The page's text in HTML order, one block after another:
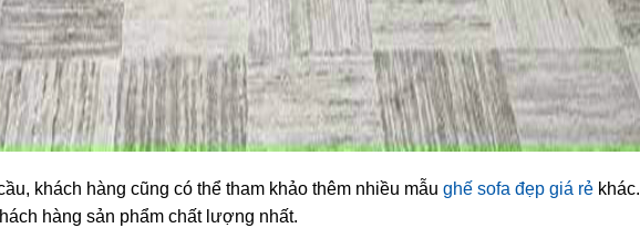
khách hàng cũng có thể tham khảo thêm nhiều mẫu ghế sofa đẹp giá rẻ
hàng sản phẩm chất lượng nhất.